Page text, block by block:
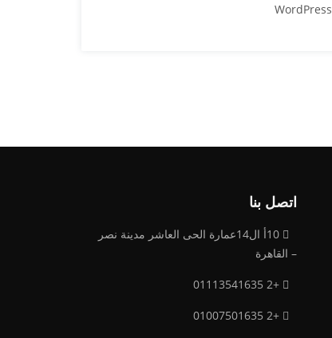
اتصل بنا
10أ ال14عمارة الحى العاشر مدينة نصر
– القاهرة
+2 01113541635
+2 01007501635